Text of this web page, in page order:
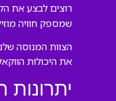
רוצים לבצע את
שמספק חוויה
הצוות המנוסה
את היכולות
יתרונות